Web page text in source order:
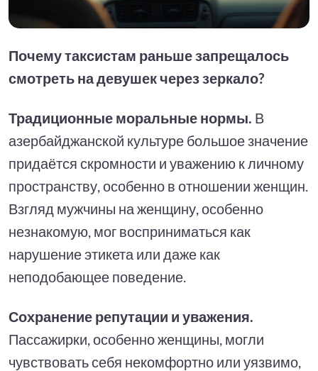
Почему таксистам раньше запрещалось
смотреть на девушек через зеркало?
Традиционные моральные нормы. В
азербайджанской культуре большое значение
придаётся скромности и уважению к личному
пространству, особенно в отношении женщин.
Взгляд мужчины на женщину, особенно
незнакомую, мог восприниматься как
нарушение этикета или даже как
неподобающее поведение.
Сохранение репутации и уважения.
Пассажирки, особенно женщины, могли
чувствовать себя некомфортно или уязвимо,